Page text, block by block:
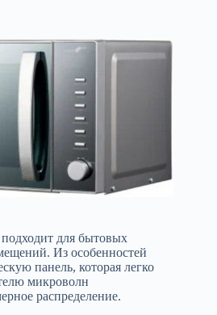
для бытовых
Из особенностей
панель, которая легко
микроволн
распределение.